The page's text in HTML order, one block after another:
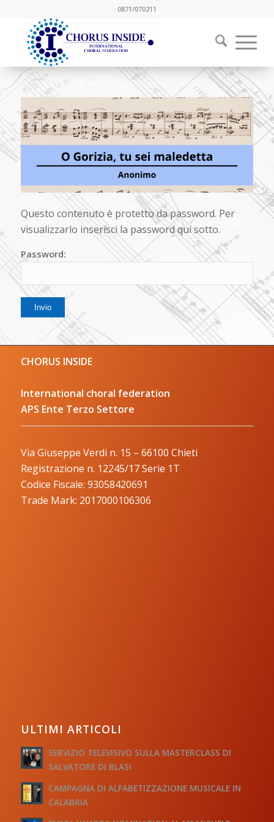
0871/070211
Questo contenuto è protetto da password. Per
visualizzarlo inserisci la password qui sotto.
Password:
CHORUS INSIDE
International choral federation
APS Ente Terzo Settore
Via Giuseppe Verdi n. 15 – 66100 Chieti
Registrazione n. 12245/17 Serie 1T
Codice Fiscale: 93058420691
Trade Mark: 2017000106306
ULTIMI ARTICOLI
SERVIZIO TELEVISIVO SULLA MASTERCLASS DI
SALVATORE DI BLASI
CAMPAGNA DI ALFABETIZZAZIONE MUSICALE IN
CALABRIA